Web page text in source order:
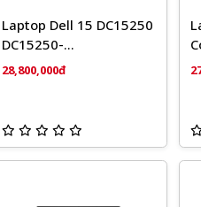
Laptop Dell 15 DC15250
DC15250-
i7U161W11SLU
28,800,000đ